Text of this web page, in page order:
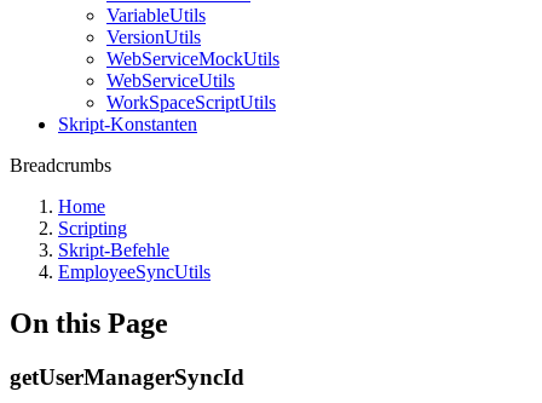
VariableUtils
VersionUtils
WebServiceMockUtils
WebServiceUtils
WorkSpaceScriptUtils
Skript-Konstanten
Breadcrumbs
Home
Scripting
Skript-Befehle
EmployeeSyncUtils
On this Page
getUserManagerSyncId